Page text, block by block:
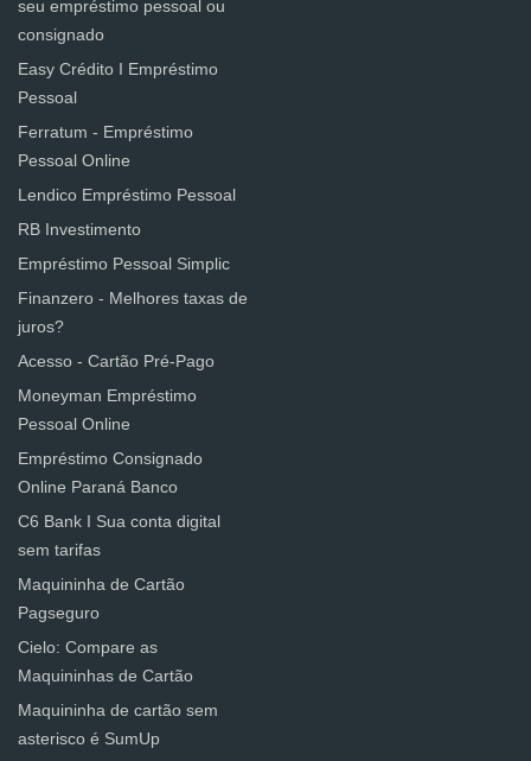
seu empréstimo pessoal ou
consignado
Easy Crédito I Empréstimo
Pessoal
Ferratum - Empréstimo
Pessoal Online
Lendico Empréstimo Pessoal
RB Investimento
Empréstimo Pessoal Simplic
Finanzero - Melhores taxas de
juros?
Acesso - Cartão Pré-Pago
Moneyman Empréstimo
Pessoal Online
Empréstimo Consignado
Online Paraná Banco
C6 Bank I Sua conta digital
sem tarifas
Maquininha de Cartão
Pagseguro
Cielo: Compare as
Maquininhas de Cartão
Maquininha de cartão sem
asterisco é SumUp